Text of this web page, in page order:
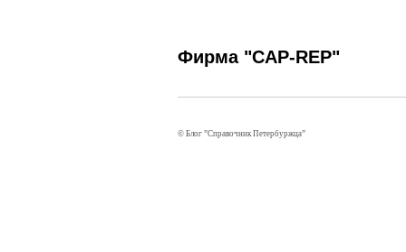
Фирма "CAP-REP"
© Блог ”Справочник Петербуржца”